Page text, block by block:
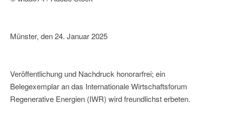
Münster, den 24. Januar 2025
Veröffentlichung und Nachdruck honorarfrei; ein
Belegexemplar an das Internationale Wirtschaftsforum
Regenerative Energien (IWR) wird freundlichst erbeten.